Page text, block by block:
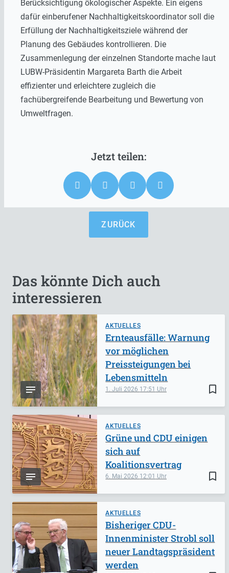
Berücksichtigung ökologischer Aspekte. Ein eigens
dafür einberufener Nachhaltigkeitskoordinator soll die
Erfüllung der Nachhaltigkeitsziele während der
Planung des Gebäudes kontrollieren. Die
Zusammenlegung der einzelnen Standorte mache laut
LUBW-Präsidentin Margareta Barth die Arbeit
effizienter und erleichtere zugleich die
fachübergreifende Bearbeitung und Bewertung von
Umweltfragen.
ZURÜCK
Das könnte Dich auch
interessieren
AKTUELLES
bookmark_border
1. Juli 2026 17:51
Ernteausfälle: Warnung
vor möglichen
Preissteigungen bei
Lebensmitteln
AKTUELLES
bookmark_border
6. Mai 2026 12:01
Grüne und CDU einigen
sich auf
Koalitionsvertrag
AKTUELLES
Bisheriger CDU-
Innenminister Strobl soll
neuer Landtagspräsident
werden